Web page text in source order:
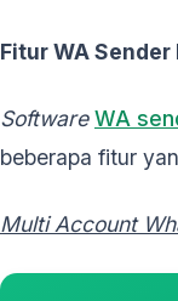
Fitur WA Sender
Software WA
beberapa fitur
Multi Account